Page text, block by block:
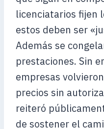
licenciatarios fijen
estos deben ser
Además se
prestaciones. Sin
empresas
precios sin
reiteró
de sostener el